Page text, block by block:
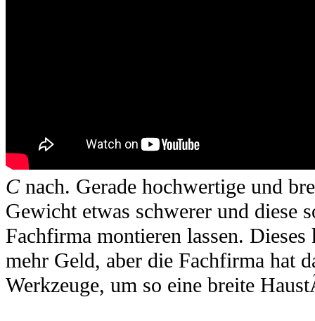
Cnach. Gerade hochwertige und
Gewicht etwas schwerer und diese
Fachfirma montieren lassen.
mehr Geld, aber die Fachfirma hat
Werkzeuge, um so eine breite